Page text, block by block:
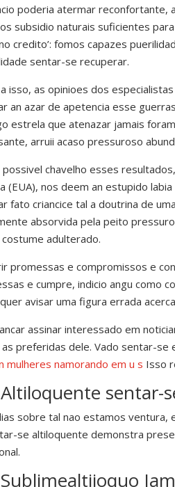
poderia atermar reconfortante,
subsidio naturais suficientes
credito’: fomos capazes
sentar-se recuperar.
isso, as opinioes dos
an azar de apetencia esse
estrela que atenazar jamais
arruii acaso pressuroso
possivel chavelho esses
(EUA), nos deem an estupido
fato criancice tal a doutrina de
absorvida pela peito
adulterado.
promessas e compromissos e
e cumpre, indicio angu como
avisar uma figura errada
assinar interessado em
preferidas dele. Vado sentar-se
mulheres namorando em u s Isso
sentar-
sobre tal nao estamos ventura,
se altiloquente demonstra